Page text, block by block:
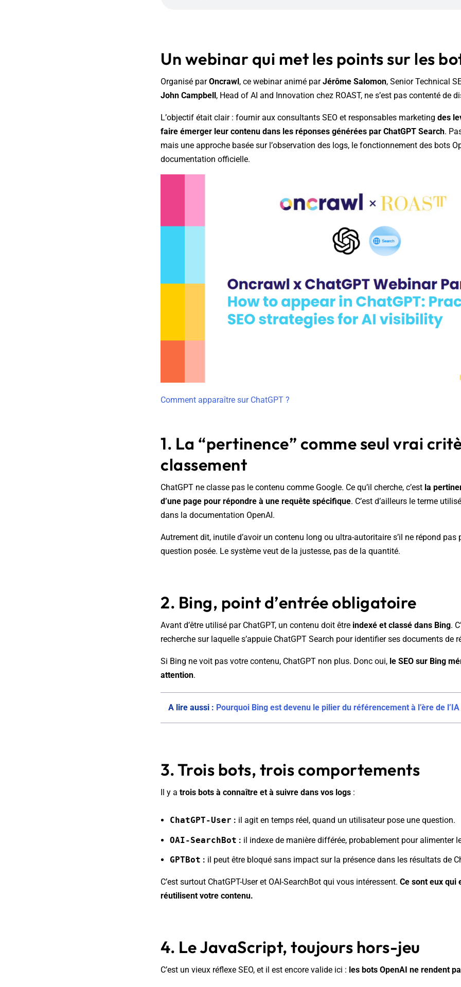
Un webinar qui met les points sur les
Organisé parOncrawl , ce webinar animé parJérôme Salomon, Senior Technical
John Campbell , Head of AI and Innovation chez ROAST, ne s’est pas contenté de
L’objectif était clair : fournir aux consultants SEO et responsables marketing des
faire émerger leur contenu dans les réponses générées par ChatGPT Search.
mais une approche basée sur l’observation des logs, le fonctionnement des bots
documentation officielle.
Comment apparaître sur ChatGPT ?
1. La “pertinence” comme seul vrai
classement
ChatGPT ne classe pas le contenu comme Google. Ce qu’il cherche, c’est la
d’une page pour répondre à une requête spécifique. C’est d’ailleurs le terme
dans la documentation OpenAI.
Autrement dit, inutile d’avoir un contenu long ou ultra-autoritaire s’il ne répond pas
question posée. Le système veut de la justesse, pas de la quantité.
2. Bing, point d’entrée obligatoire
Avant d’être utilisé par ChatGPT, un contenu doit être indexé et classé dans Bing.
recherche sur laquelle s’appuie ChatGPT Search pour identifier ses documents de
Si Bing ne voit pas votre contenu, ChatGPT non plus. Donc oui, le SEO sur Bing
attention.
A lire aussi : Pourquoi Bing est devenu le pilier du référencement à l’ère de l’IA
3. Trois bots, trois comportements
Il y a trois bots à connaître et à suivre dans vos logs :
ChatGPT-User : il agit en temps réel, quand un utilisateur pose une question.
OAI-SearchBot : il indexe de manière différée, probablement pour alimenter
GPTBot : il peut être bloqué sans impact sur la présence dans les résultats de
C’est surtout ChatGPT-User et OAI-SearchBot qui vous intéressent. Ce sont eux qui
réutilisent votre contenu.
4. Le JavaScript, toujours hors-jeu
C’est un vieux réflexe SEO, et il est encore valide ici : les bots OpenAI ne rendent